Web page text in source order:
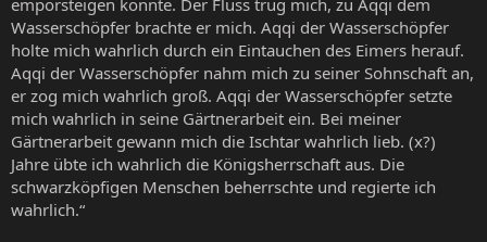
Wasserschöpfer brachte er mich. Aqqi der Wasserschöpfer
holte mich wahrlich durch ein Eintauchen des Eimers herauf.
Aqqi der Wasserschöpfer nahm mich zu seiner Sohnschaft an,
er zog mich wahrlich groß. Aqqi der Wasserschöpfer setzte
mich wahrlich in seine Gärtnerarbeit ein. Bei meiner
Gärtnerarbeit gewann mich die Ischtar wahrlich lieb. (x?)
Jahre übte ich wahrlich die Königsherrschaft aus. Die
schwarzköpfigen Menschen beherrschte und regierte ich
wahrlich.“